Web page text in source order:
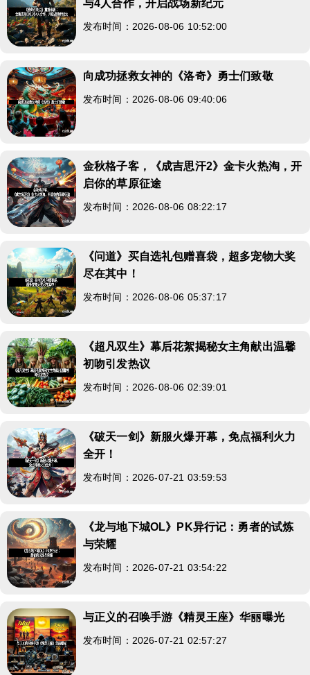
与4人合作，开启战场新纪元
发布时间：2026-08-06 10:52:00
向成功拯救女神的《洛奇》勇士们致敬
发布时间：2026-08-06 09:40:06
金秋格子客，《成吉思汗2》金卡火热淘，开
启你的草原征途
发布时间：2026-08-06 08:22:17
《问道》买自选礼包赠喜袋，超多宠物大奖
尽在其中！
发布时间：2026-08-06 05:37:17
《超凡双生》幕后花絮揭秘女主角献出温馨
初吻引发热议
发布时间：2026-08-06 02:39:01
《破天一剑》新服火爆开幕，免点福利火力
全开！
发布时间：2026-07-21 03:59:53
《龙与地下城OL》PK异行记：勇者的试炼
与荣耀
发布时间：2026-07-21 03:54:22
与正义的召唤手游《精灵王座》华丽曝光
发布时间：2026-07-21 02:57:27